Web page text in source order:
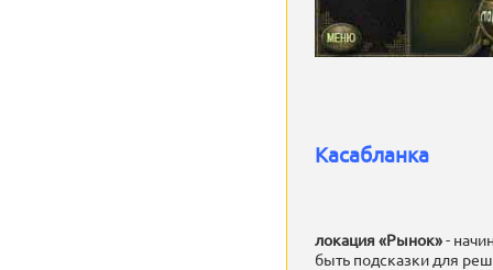
Касабланка
локация «Рынок»-
быть подсказки для